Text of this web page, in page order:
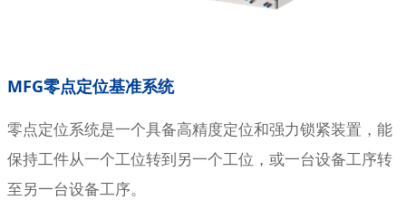
MFG零点定位基准系统
零点定位系统是一个具备高精度定位和强力锁紧装置，能
保持工件从一个工位转到另一个工位，或一台设备工序转
至另一台设备工序。